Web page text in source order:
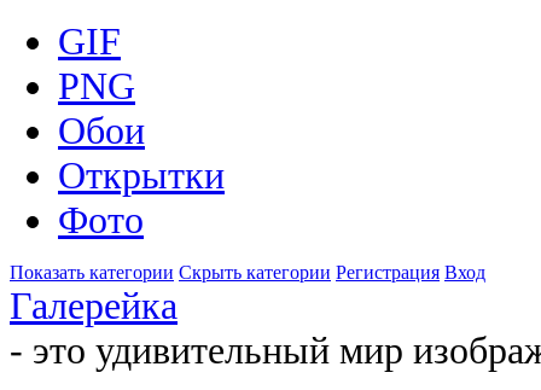
GIF
PNG
Обои
Открытки
Фото
Показать категории Скрыть категории Регистрация Вход
Галерейка
- это удивительный мир